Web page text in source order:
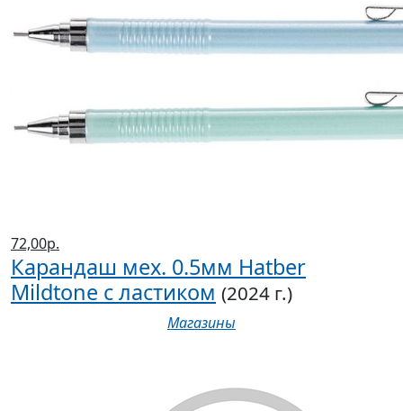
72,00р.
Карандаш мех. 0.5мм Hatber
Mildtone с ластиком (2024 г.)
Магазины